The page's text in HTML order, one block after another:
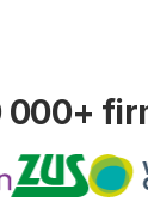
000+